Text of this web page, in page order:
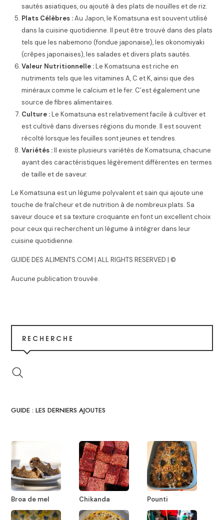
sautés asiatiques, ou ajouté à des plats de nouilles et de riz.
Plats Célèbres :Au Japon, le Komatsuna est souvent utilisé
dans la cuisine quotidienne. Il peut être trouvé dans des plats
tels que les nabemono (fondue japonaise), les okonomiyaki
(crêpes japonaises), les salades et divers plats sautés.
Valeur Nutritionnelle :Le Komatsuna est riche en
nutriments tels que les vitamines A, C et K, ainsi que des
minéraux comme le calcium et le fer. C’est également une
source de fibres alimentaires.
Culture :Le Komatsuna est relativement facile à cultiver et
est cultivé dans diverses régions du monde. Il est souvent
récolté lorsque les feuilles sont jeunes et tendres.
Variétés :Il existe plusieurs variétés de Komatsuna, chacune
ayant des caractéristiques légèrement différentes en termes
de taille et de saveur.
Le Komatsuna est un légume polyvalent et sain qui ajoute une
touche de fraîcheur et de nutrition à de nombreux plats. Sa
saveur douce et sa texture croquante en font un excellent choix
pour ceux qui recherchent un légume à intégrer dans leur
cuisine quotidienne.
GUIDE DES ALIMENTS.COM | ALL RIGHTS RESERVED | ©
Aucune publication trouvée.
RECHERCHE
GUIDE : LES DERNIERS AJOUTES
Broa de mel Chikanda Pounti